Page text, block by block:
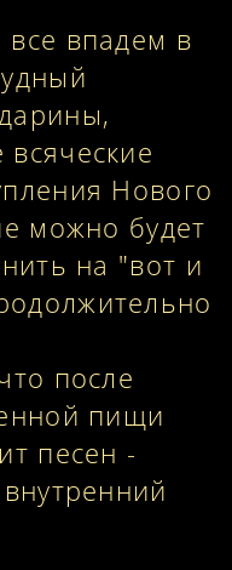
впадем в
Нового
можно будет
на "вот и
после
пищи
песен -